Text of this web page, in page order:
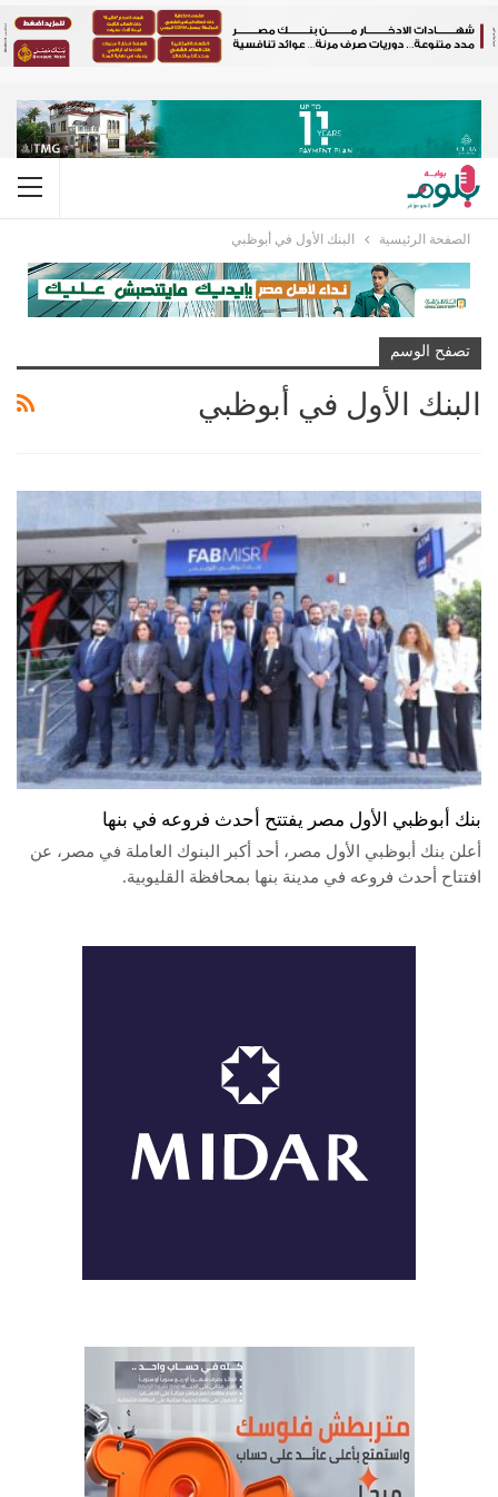
الصفحة الرئيسية البنك الأول في أبوظبي
تصفح الوسم
البنك الأول في أبوظبي
بنك أبوظبي الأول مصر يفتتح أحدث فروعه في بنها
أعلن بنك أبوظبي الأول مصر، أحد أكبر البنوك العاملة في مصر، عن
افتتاح أحدث فروعه في مدينة بنها بمحافظة القليوبية.